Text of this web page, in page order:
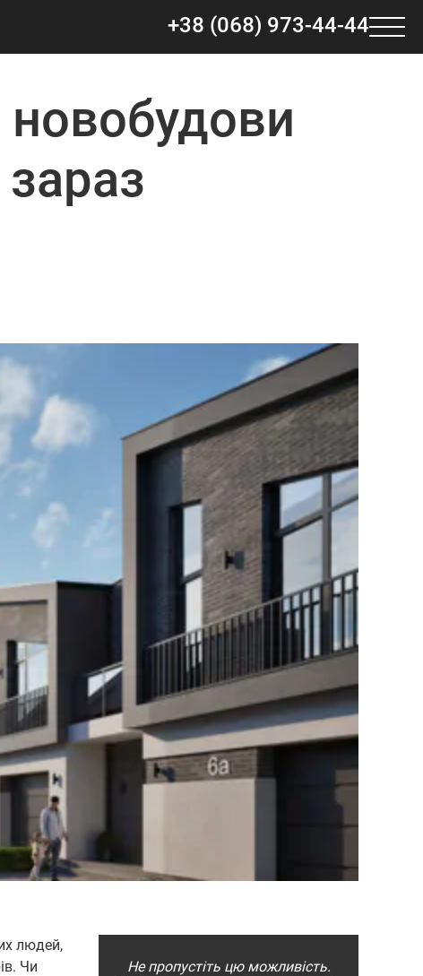
+38 (068) 973-44-44
новобудови
людей,
Чи
Не пропустіть цю можливість.